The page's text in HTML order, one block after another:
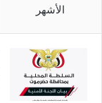
الأشهر